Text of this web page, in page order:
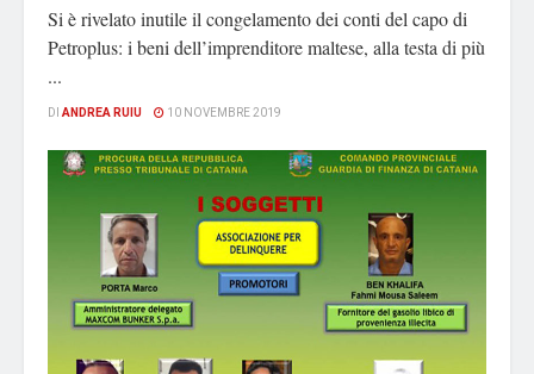
Si è rivelato inutile il congelamento dei conti del capo di
Petroplus: i beni dell’imprenditore maltese, alla testa di più
...
DI ANDREA RUIU 10 NOVEMBRE 2019